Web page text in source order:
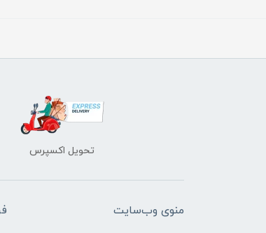
تحویل اکسپرس
منوی وب‌سایت